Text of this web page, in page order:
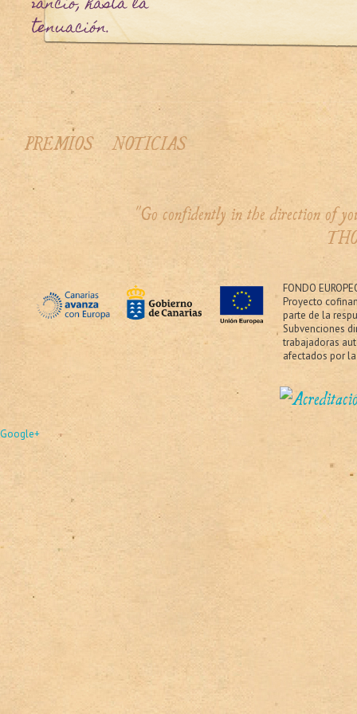
extenuación.
PREMIOS NOTICIAS
"Go confidently in the direction of
FONDO
Proyecto
parte de la
Subvenciones
trabajadoras
afectados por
Google+